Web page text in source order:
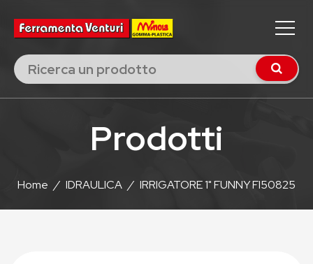
Prodotti
Home / IDRAULICA / IRRIGATORE 1" FUNNY FI50825